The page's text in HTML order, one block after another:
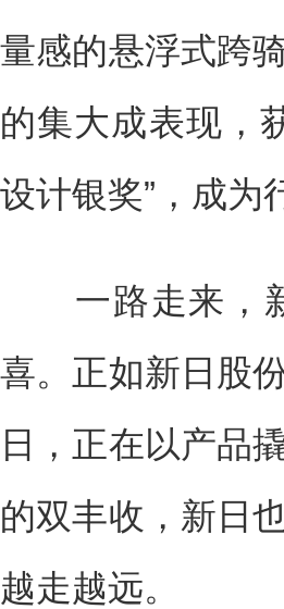
量感的悬浮式跨
的集大成表现，
设计银奖”，成为
一路走来，新
喜。正如新日股
日，正在以产品
的双丰收，新日
越走越远。